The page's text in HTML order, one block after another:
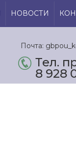
НОВОСТИ
Почта:
Тел.
8 928